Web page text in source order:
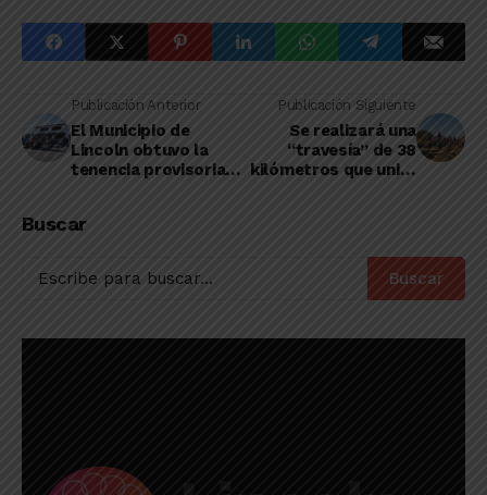
Publicación Anterior
El Municipio de
Lincoln obtuvo la
tenencia provisoria
Publicación Siguiente
Se realizará una
“travesía” de 38
kilómetros que unirá
Buscar
Buscar